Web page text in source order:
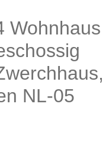
Wohnhaus
NL-05